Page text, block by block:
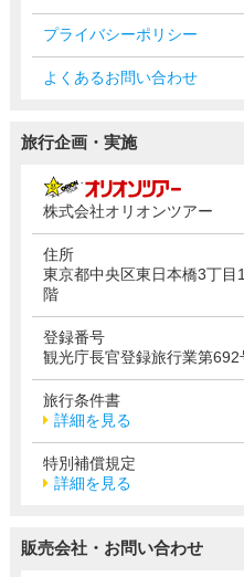
プライバシーポリシー
よくあるお問い合わせ
旅行企画・実施
株式会社オリオンツアー
住所
東京都中央区東日本橋3丁
階
登録番号
観光庁長官登録旅行業第692
旅行条件書
詳細を見る
特別補償規定
詳細を見る
販売会社・お問い合わせ